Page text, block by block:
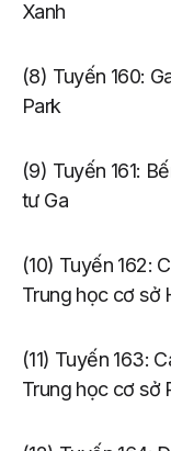
Xanh
(8) Tuyến 160:
Park
(9) Tuyến 161:
tư Ga
(10) Tuyến 162:
Trung học cơ sở
(11) Tuyến 163:
Trung học cơ sở